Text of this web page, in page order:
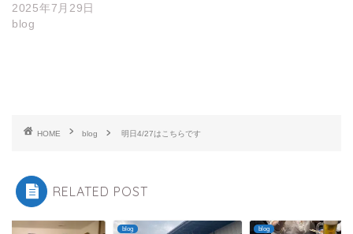
2025年7月29日
blog
HOME blog 明日4/27はこちらです
RELATED POST
blog blog